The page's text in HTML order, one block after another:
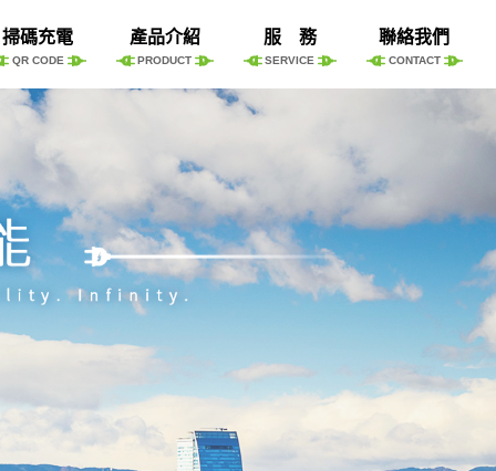
掃碼充電
QR CODE
產品介紹
PRODUCT
服 務
SERVICE
聯絡我們
CONTACT